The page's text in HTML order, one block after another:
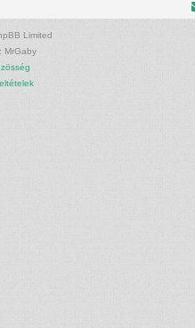
Limited
MrGaby